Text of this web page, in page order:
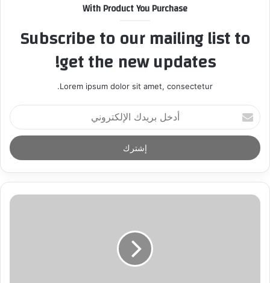
With Product You Purchase
Subscribe to our mailing list to
get the new updates!
Lorem ipsum dolor sit amet, consectetur.
أ
د
خ
ل
ر
د